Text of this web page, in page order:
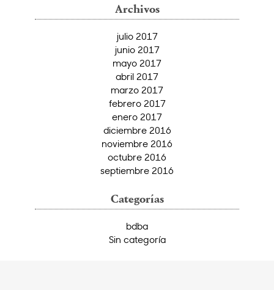
Archivos
julio 2017
junio 2017
mayo 2017
abril 2017
marzo 2017
febrero 2017
enero 2017
diciembre 2016
noviembre 2016
octubre 2016
septiembre 2016
Categorías
bdba
Sin categoría